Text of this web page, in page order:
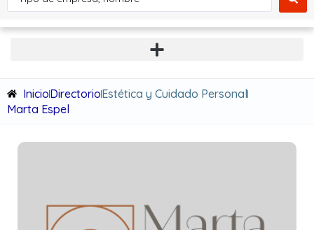
InicioDirectorioEstética y Cuidado Personal
Marta Espel